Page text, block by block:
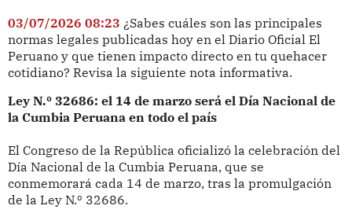
03/07/2026 08:23 ¿Sabes cuáles son las principales
normas legales publicadas hoy en el Diario Oficial El
Peruano y que tienen impacto directo en tu quehacer
cotidiano? Revisa la siguiente nota informativa.
Ley N.º 32686: el 14 de marzo será el Día Nacional de
la Cumbia Peruana en todo el país
El Congreso de la República oficializó la celebración del
Día Nacional de la Cumbia Peruana, que se
conmemorará cada 14 de marzo, tras la promulgación
de la Ley N.º 32686.